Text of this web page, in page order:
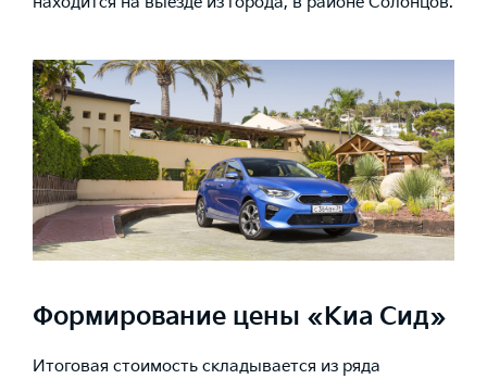
Формирование цены «Киа Сид»
Итоговая стоимость складывается из ряда